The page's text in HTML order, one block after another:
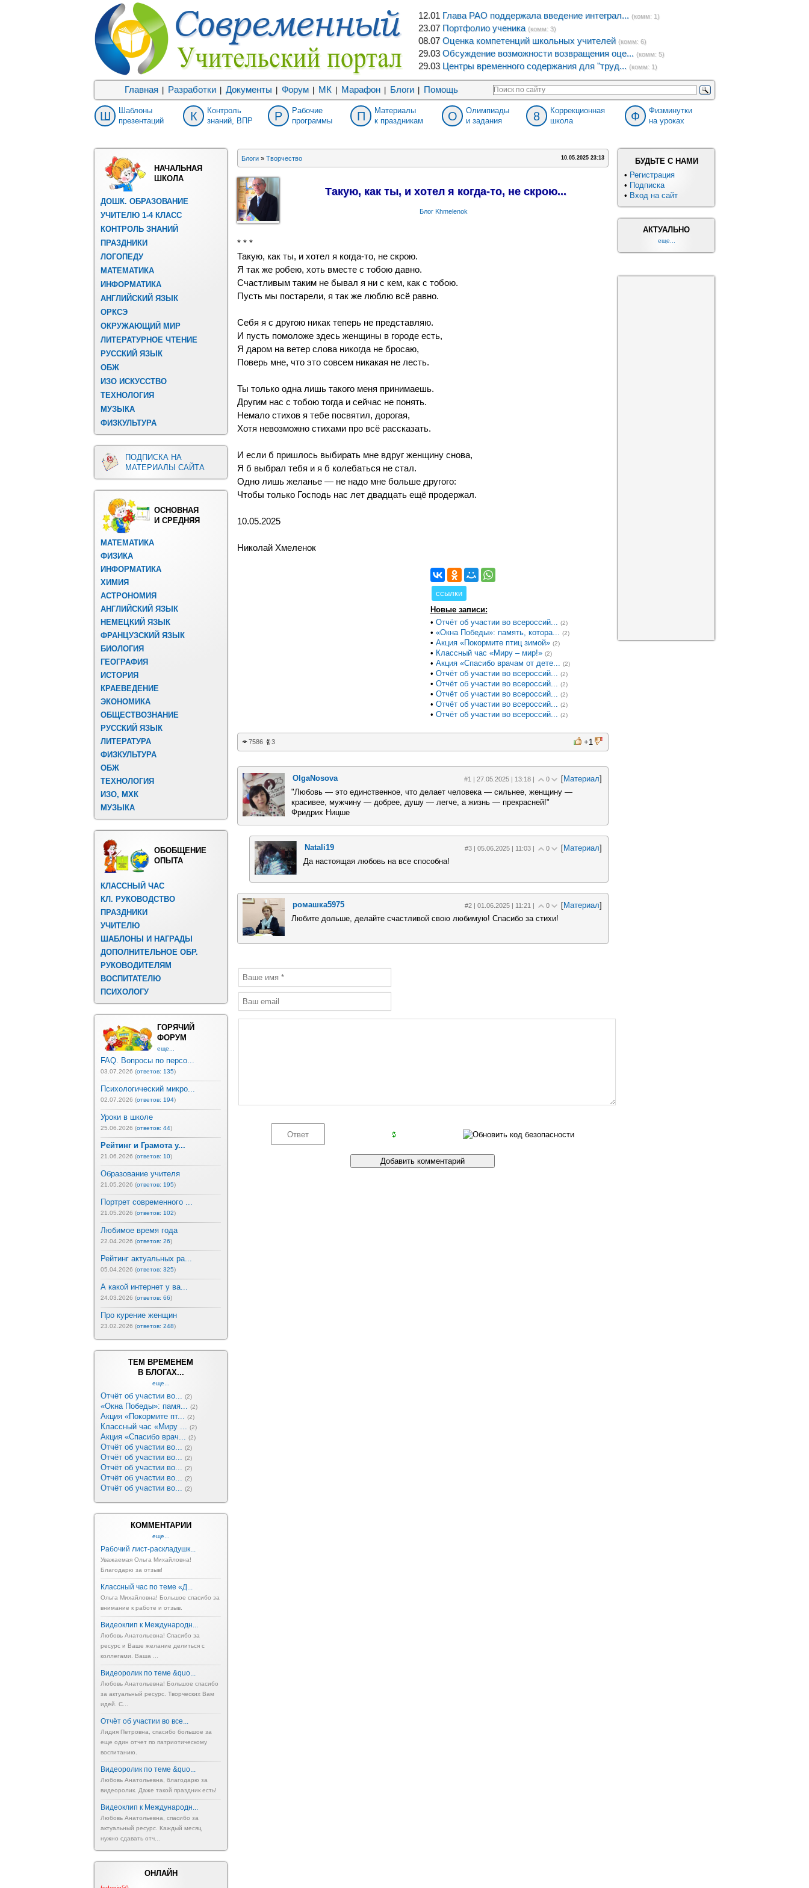
12.01 Глава РАО поддержала введение интеграл... (комм: 1)
23.07 Портфолио ученика (комм: 3)
08.07 Оценка компетенций школьных учителей (комм: 6)
29.03 Обсуждение возможности возвращения оце... (комм: 5)
29.03 Центры временного содержания для "труд... (комм: 1)
Главная Разработки Документы Форум МК Марафон Блоги Помощь
Ш
Шаблоны
презентаций
К
Контроль
знаний, ВПР
Р
Рабочие
программы
П
Материалы
к праздникам
О
Олимпиады
и задания
8
Коррекционная
школа
Ф
Физминутки
на уроках
НАЧАЛЬНАЯ
ШКОЛА
ДОШК. ОБРАЗОВАНИЕ
УЧИТЕЛЮ 1-4 КЛАСС
КОНТРОЛЬ ЗНАНИЙ
ПРАЗДНИКИ
ЛОГОПЕДУ
МАТЕМАТИКА
ИНФОРМАТИКА
АНГЛИЙСКИЙ ЯЗЫК
ОРКСЭ
ОКРУЖАЮЩИЙ МИР
ЛИТЕРАТУРНОЕ ЧТЕНИЕ
РУССКИЙ ЯЗЫК
ОБЖ
ИЗО ИСКУССТВО
ТЕХНОЛОГИЯ
МУЗЫКА
ФИЗКУЛЬТУРА
ПОДПИСКА НА
МАТЕРИАЛЫ САЙТА
ОСНОВНАЯ
И СРЕДНЯЯ
МАТЕМАТИКА
ФИЗИКА
ИНФОРМАТИКА
ХИМИЯ
АСТРОНОМИЯ
АНГЛИЙСКИЙ ЯЗЫК
НЕМЕЦКИЙ ЯЗЫК
ФРАНЦУЗСКИЙ ЯЗЫК
БИОЛОГИЯ
ГЕОГРАФИЯ
ИСТОРИЯ
КРАЕВЕДЕНИЕ
ЭКОНОМИКА
ОБЩЕСТВОЗНАНИЕ
РУССКИЙ ЯЗЫК
ЛИТЕРАТУРА
ФИЗКУЛЬТУРА
ОБЖ
ТЕХНОЛОГИЯ
ИЗО, МХК
МУЗЫКА
ОБОБЩЕНИЕ
ОПЫТА
КЛАССНЫЙ ЧАС
КЛ. РУКОВОДСТВО
ПРАЗДНИКИ
УЧИТЕЛЮ
ШАБЛОНЫ И НАГРАДЫ
ДОПОЛНИТЕЛЬНОЕ ОБР.
РУКОВОДИТЕЛЯМ
ВОСПИТАТЕЛЮ
ПСИХОЛОГУ
ГОРЯЧИЙ
ФОРУМ
еще...
FAQ. Вопросы по персо...
03.07.2026 (ответов: 135)
Психологический микро...
02.07.2026 (ответов: 194)
Уроки в школе
25.06.2026 (ответов: 44)
Рейтинг и Грамота у...
21.06.2026 (ответов: 10)
Образование учителя
21.05.2026 (ответов: 195)
Портрет современного ...
21.05.2026 (ответов: 102)
Любимое время года
22.04.2026 (ответов: 26)
Рейтинг актуальных ра...
05.04.2026 (ответов: 325)
А какой интернет у ва...
24.03.2026 (ответов: 66)
Про курение женщин
23.02.2026 (ответов: 248)
ТЕМ ВРЕМЕНЕМ
В БЛОГАХ...
еще...
Отчёт об участии во... (2)
«Окна Победы»: памя... (2)
Акция «Покормите пт... (2)
Классный час «Миру ... (2)
Акция «Спасибо врач... (2)
Отчёт об участии во... (2)
Отчёт об участии во... (2)
Отчёт об участии во... (2)
Отчёт об участии во... (2)
Отчёт об участии во... (2)
КОММЕНТАРИИ
еще...
Рабочий лист-раскладушк...
Уважаемая Ольга Михайловна!
Благодарю за отзыв!
Классный час по теме «Д...
Ольга Михайловна! Большое спасибо за
внимание к работе и отзыв.
Видеоклип к Международн...
Любовь Анатольевна! Спасибо за
ресурс и Ваше желание делиться с
коллегами. Ваша ...
Видеоролик по теме &quo...
Любовь Анатольевна! Большое спасибо
за актуальный ресурс. Творческих Вам
идей. С...
Отчёт об участии во все...
Лидия Петровна, спасибо большое за
еще один отчет по патриотическому
воспитанию.
Видеоролик по теме &quo...
Любовь Анатольевна, благодарю за
видеоролик. Даже такой праздник есть!
Видеоклип к Международн...
Любовь Анатольевна, спасибо за
актуальный ресурс. Каждый месяц
нужно сдавать отч...
ОНЛАЙН
Блоги» Творчество 10.05.2025 23:13
Такую, как ты, и хотел я когда-то, не скрою...
Блог Khmelenok
* * *
Такую, как ты, и хотел я когда-то, не скрою.
Я так же робею, хоть вместе с тобою давно.
Счастливым таким не бывал я ни с кем, как с тобою.
Пусть мы постарели, я так же люблю всё равно.
Себя я с другою никак теперь не представляю.
И пусть помоложе здесь женщины в городе есть,
Я даром на ветер слова никогда не бросаю,
Поверь мне, что это совсем никакая не лесть.
Ты только одна лишь такого меня принимаешь.
Другим нас с тобою тогда и сейчас не понять.
Немало стихов я тебе посвятил, дорогая,
Хотя невозможно стихами про всё рассказать.
И если б пришлось выбирать мне вдруг женщину снова,
Я б выбрал тебя и я б колебаться не стал.
Одно лишь желанье — не надо мне больше другого:
Чтобы только Господь нас лет двадцать ещё продержал.
10.05.2025
Николай Хмеленок
ссылки
Новые записи:
• Отчёт об участии во всероссий... (2)
• «Окна Победы»: память, котора... (2)
• Акция «Покормите птиц зимой» (2)
• Классный час «Миру – мир!» (2)
• Акция «Спасибо врачам от дете... (2)
• Отчёт об участии во всероссий... (2)
• Отчёт об участии во всероссий... (2)
• Отчёт об участии во всероссий... (2)
• Отчёт об участии во всероссий... (2)
• Отчёт об участии во всероссий... (2)
7586 3 +1
OlgaNosova #1 | 27.05.2025 | 13:18 | 0 [Материал]
"Любовь — это единственное, что делает человека — сильнее, женщину —
красивее, мужчину — добрее, душу — легче, а жизнь — прекрасней!"
Фридрих Ницше
Natali19 #3 | 05.06.2025 | 11:03 | 0 [Материал]
Да настоящая любовь на все способна!
ромашка5975 #2 | 01.06.2025 | 11:21 | 0 [Материал]
Любите дольше, делайте счастливой свою любимую! Спасибо за стихи!
БУДЬТЕ С НАМИ
• Регистрация
• Подписка
• Вход на сайт
АКТУАЛЬНО
еще...